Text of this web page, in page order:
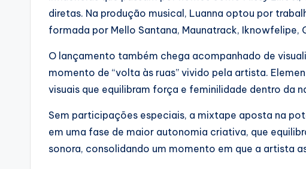
diretas. Na produção musical, Luanna optou por
formada por Mello Santana, Maunatrack, Iknowfelipe,
O lançamento também chega acompanhado de
momento de “volta às ruas” vivido pela artista.
visuais que equilibram força e feminilidade dentro da
Sem participações especiais, a mixtape aposta na
em uma fase de maior autonomia criativa, que
sonora, consolidando um momento em que a artista